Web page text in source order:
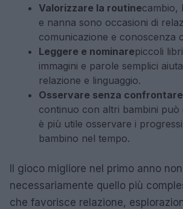
Valorizzare la routinecambio,
e nanna sono occasioni di
comunicazione e conoscenza
Leggere e nominarepiccoli
immagini e parole semplici
relazione e linguaggio.
Osservare senza confrontare
continuo con altri bambini può
è più utile osservare i
bambino nel tempo.
Il gioco migliore nel primo anno
necessariamente quello più
che favorisce relazione,